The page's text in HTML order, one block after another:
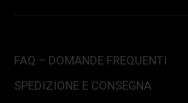
FAQ – DOMANDE FREQUENTI
SPEDIZIONE E CONSEGNA